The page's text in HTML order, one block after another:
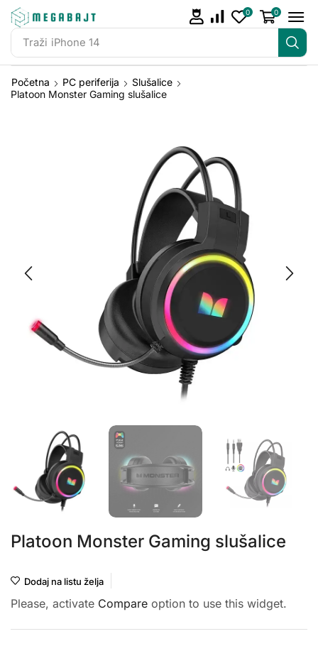
Traži iPhone 14
0 0
Početna PC periferija
Slušalice
Platoon Monster Gaming slušalice
Platoon Monster Gaming slušalice
Dodaj na listu želja
Please, activate Compare option to use this widget.